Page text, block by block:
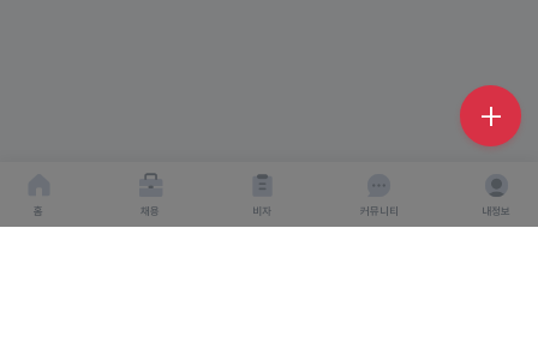
홈 채용 비자 커뮤니티 내정보